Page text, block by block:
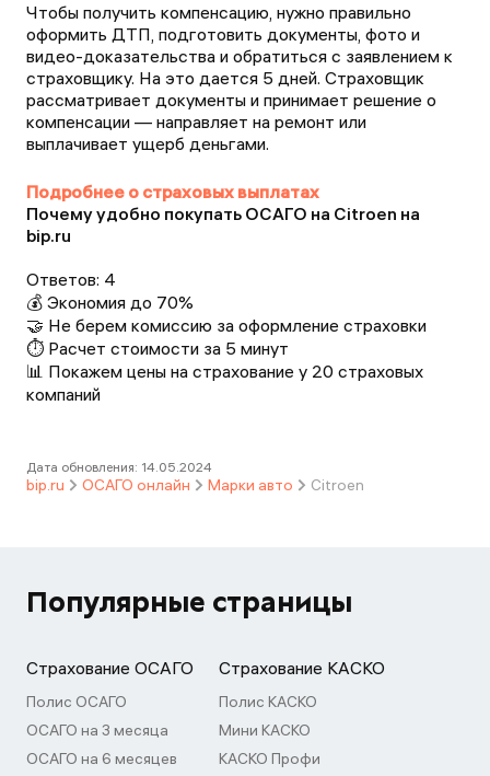
Чтобы получить компенсацию, нужно правильно
оформить ДТП, подготовить документы, фото и
видео-доказательства и обратиться с заявлением к
страховщику. На это дается 5 дней. Страховщик
рассматривает документы и принимает решение о
компенсации — направляет на ремонт или
выплачивает ущерб деньгами.
Подробнее о страховых выплатах
Почему удобно покупать ОСАГО на Citroen на
bip.ru
Ответов: 4
💰 Экономия до 70%
🤝 Не берем комиссию за оформление страховки
⏱️ Расчет стоимости за 5 минут
📊 Покажем цены на страхование у 20 страховых
компаний
Дата обновления: 14.05.2024
bip.ru ОСАГО онлайн Марки авто Citroen
Популярные страницы
Страхование ОСАГО
Полис ОСАГО
ОСАГО на 3 месяца
ОСАГО на 6 месяцев
Страхование КАСКО
Полис КАСКО
Мини КАСКО
КАСКО Профи